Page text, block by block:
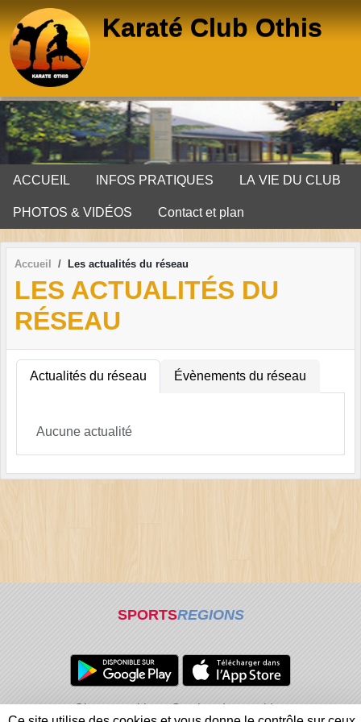
Karaté Club Othis
ACCUEIL INFOS PRATIQUES LA VIE DU CLUB
PHOTOS & VIDÉOS Contact et plan
Accueil Les actualités du réseau
LES ACTUALITÉS DU
RÉSEAU
Actualités du réseau Évènements du réseau
Aucune actualité
SPORTSREGIONS
Charte cookies
Gestion des cookies
Panneau de gestion des cookies